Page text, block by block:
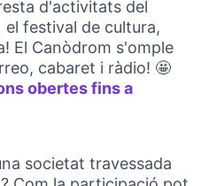
d'activitats del
(Abrir en una pestaña
el festival de cultura,
El Canòdrom s'omple
cabaret i ràdio! 🤩
obertes fins a
societat travessada